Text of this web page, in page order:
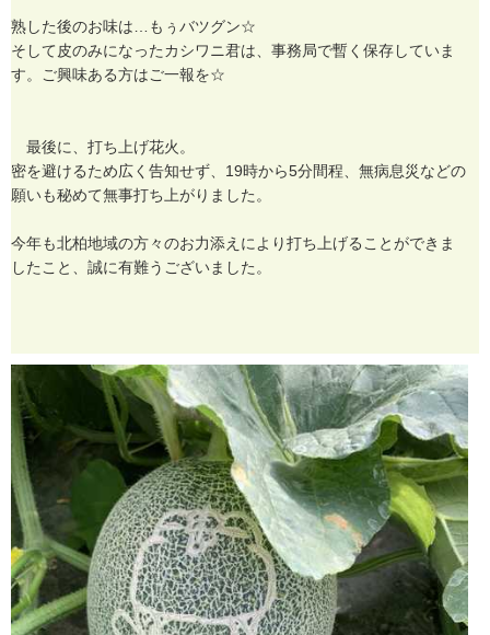
熟した後のお味は も ぅ バツグン☆
そ して皮のみになったカシワニ君は 事務局で暫 く 保存していま
す。 ご興味ある方はご一報を☆
最後に 打ち 上げ花火 。
密を避けるため広く 告知せず 19時から5分間程 無病息災などの
願いも秘めて無事打ち 上がり ま した 。
今年も北柏地域の方々のお力添え に よ り打ち 上げる こ とができ ま
した こ と 誠に有難う ございま した 。